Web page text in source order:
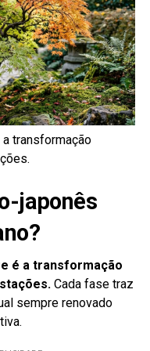
transformação
japonês
é a transformação
Cada fase traz
sempre renovado